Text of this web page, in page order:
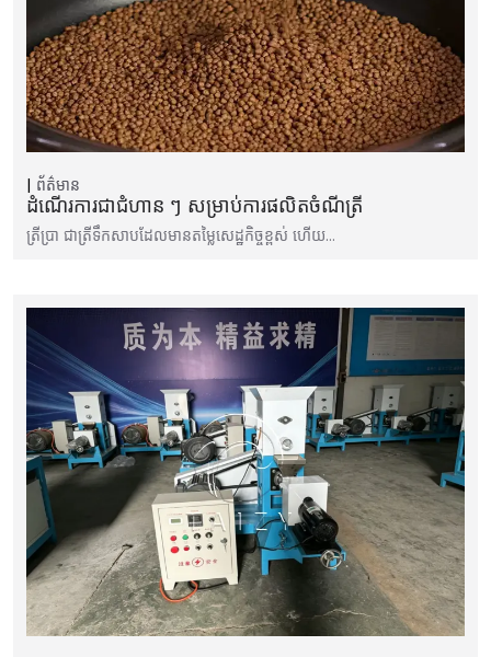
ព័ត៌មាន
ដំណើរការជាជំហាន ៗ សម្រាប់ការផលិតចំណីត្រី
ត្រីប្រា ជាត្រីទឹកសាបដែលមានតម្លៃសេដ្ឋកិច្ចខ្ពស់ ហើយ…